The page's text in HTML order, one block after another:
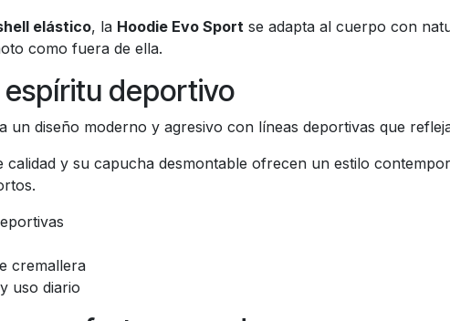
elástico, la Hoodie Evo Sport se adapta al cuerpo con
como fuera de ella.
espíritu deportivo
un diseño moderno y agresivo con líneas deportivas que
calidad y su capucha desmontable ofrecen un estilo
cremallera
uso diario